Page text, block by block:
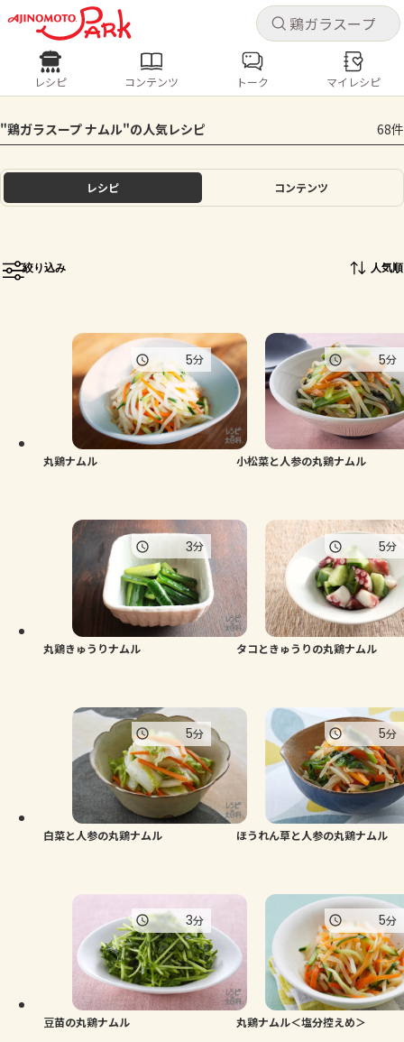
キャ
ログインするとレシピを保存できます
ログイン
ホーム
トーク
よくあるお問い合わせ
お買い物
キャ
レシピ コンテンツ
人気の食材・レシピ
きゅうり なす トマト とうもろこし
ピーマン
レシピ コンテンツ トーク マイレシピ
"鶏ガラスープ ナムル"の人気レシピ 68件
レシピ コンテンツ
絞り込み 人気順
丸鶏ナムル
5分
小松菜と人参の丸鶏ナムル
5分
丸鶏きゅうりナムル
3分
タコときゅうりの丸鶏ナムル
5分
白菜と人参の丸鶏ナムル
5分
ほうれん草と人参の丸鶏ナムル
5分
豆苗の丸鶏ナムル
3分
丸鶏ナムル＜塩分控えめ＞
5分